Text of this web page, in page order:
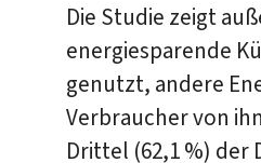
Die Studie zeigt
energie­spa­rende
genutzt, andere
Verbraucher von
Drittel (62,1 %)